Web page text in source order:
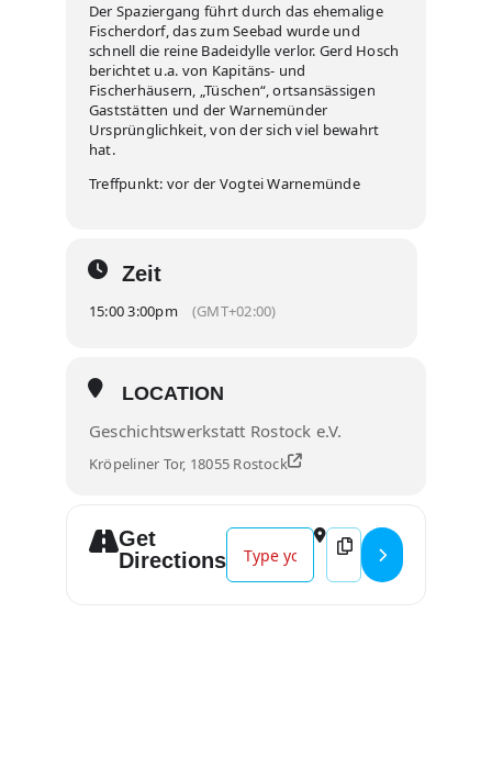
Der Spaziergang führt durch das ehemalige
Fischerdorf, das zum Seebad wurde und
schnell die reine Badeidylle verlor. Gerd Hosch
berichtet u.a. von Kapitäns- und
Fischerhäusern, „Tüschen“, ortsansässigen
Gaststätten und der Warnemünder
Ursprünglichkeit, von der sich viel bewahrt
hat.
Treffpunkt: vor der Vogtei Warnemünde
Zeit
15:00 3:00pm (GMT+02:00)
LOCATION
Geschichtswerkstatt Rostock e.V.
Kröpeliner Tor, 18055 Rostock
Get
Directions
Address - Warnemünder
Destination Address